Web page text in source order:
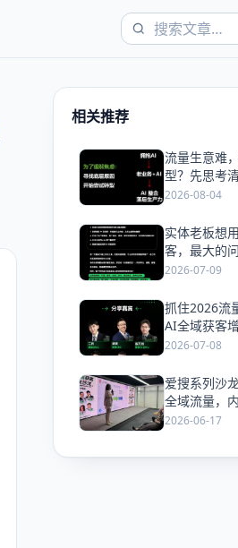
相关推荐
爱
流量生意难
型？先思考
辑
2026-08-04
爱
实体老板想
客，最大的
是 AI 好不好
2026-07-09
抓住2026流
AI全域获客
带你解锁
2026-07-08
爱
爱搜系列沙
全域流量，
与搜索，谢
2026-06-17